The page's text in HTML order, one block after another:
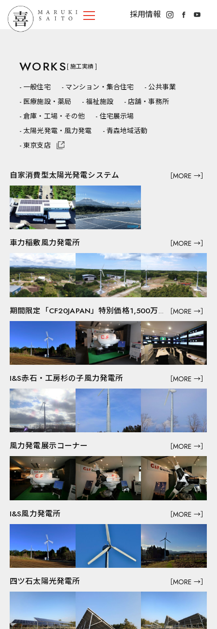
HOME
見学会情報
お知らせ
ニュースレター
採用情報
Facebook
YouTube
会社情報
メッセージ
事業内容
丸喜の強み
SDGsの取り組み
採用情報
本社・ショールーム
展示場
東京支店
Q&A
お問い合わせ
WORKS
一般住宅
採用情報
WORKS [ 施工実績 ]
一般住宅 マンション・集合住宅
公共事業
医療施設・薬局
福祉施設
店舗・事務所
倉庫・工場・その他
住宅展示場
太陽光発電・風力発電
青森地域活動
東京支店
自家消費型太陽光発電システム ［MORE →］
車力稲敷風力発電所 ［MORE →］
期間限定「CF20JAPAN」特別価格1,500万円にて販売開始 ［MORE →］
I&S赤石・工房杉の子風力発電所 ［MORE →］
風力発電展示コーナー ［MORE →］
I&S風力発電所 ［MORE →］
四ツ石太陽光発電所 ［MORE →］